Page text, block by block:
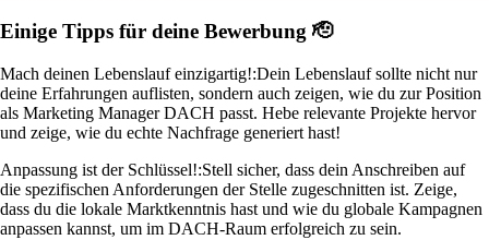
Einige Tipps für deine Bewerbung 🫡
Mach deinen Lebenslauf einzigartig!:Dein Lebenslauf sollte nicht nur
deine Erfahrungen auflisten, sondern auch zeigen, wie du zur Position
als Marketing Manager DACH passt. Hebe relevante Projekte hervor
und zeige, wie du echte Nachfrage generiert hast!
Anpassung ist der Schlüssel!:Stell sicher, dass dein Anschreiben auf
die spezifischen Anforderungen der Stelle zugeschnitten ist. Zeige,
dass du die lokale Marktkenntnis hast und wie du globale Kampagnen
anpassen kannst, um im DACH-Raum erfolgreich zu sein.